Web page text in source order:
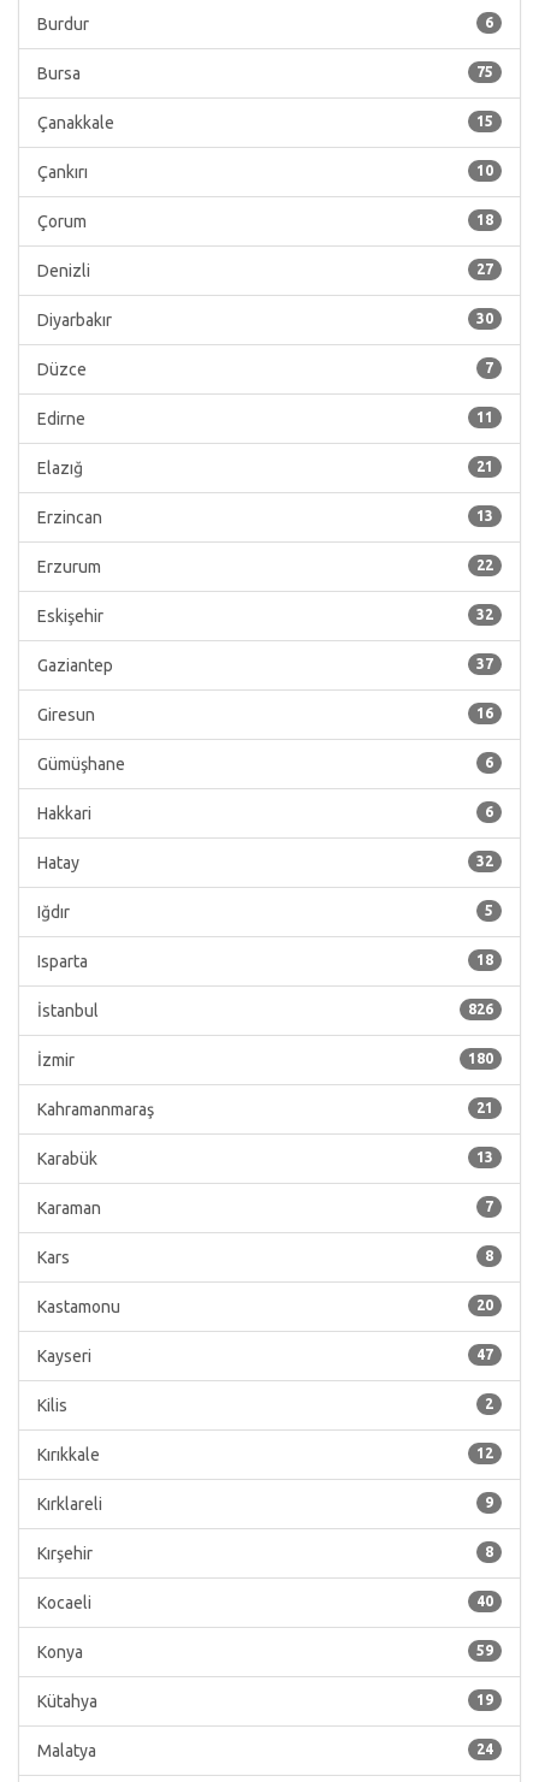
6
Burdur
75
Bursa
15
Çanakkale
10
Çankırı
18
Çorum
27
Denizli
30
Diyarbakır
7
Düzce
11
Edirne
21
Elazığ
13
Erzincan
22
Erzurum
32
Eskişehir
37
Gaziantep
16
Giresun
6
Gümüşhane
6
Hakkari
32
Hatay
5
Iğdır
18
Isparta
826
İstanbul
180
İzmir
21
Kahramanmaraş
13
Karabük
7
Karaman
8
Kars
20
Kastamonu
47
Kayseri
2
Kilis
12
Kırıkkale
9
Kırklareli
8
Kırşehir
40
Kocaeli
59
Konya
19
Kütahya
24
Malatya